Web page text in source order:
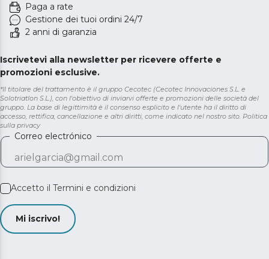
Paga a rate
Gestione dei tuoi ordini 24/7
2 anni di garanzia
Iscrivetevi alla newsletter per ricevere offerte e
promozioni esclusive.
*Il titolare del trattamento è il gruppo Cecotec (Cecotec Innovaciones S.L. e
Solotriatlon S.L.), con l'obiettivo di inviarvi offerte e promozioni delle società del
gruppo. La base di legittimità è il consenso esplicito e l'utente ha il diritto di
accesso, rettifica, cancellazione e altri diritti, come indicato nel nostro sito. Politica
sulla privacy
Correo electrónico
Accetto il Termini e condizioni
Mi iscrivo!